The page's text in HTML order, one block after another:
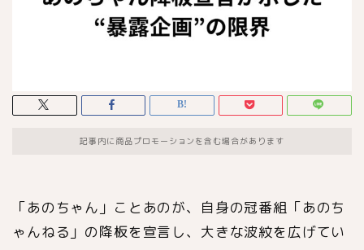
記事内に商品プロモーションを含む場合があります
「あのちゃん」こと あのが、自身の冠番組「あのち
ゃんねる」の降板を宣言し、大きな波紋を広げてい